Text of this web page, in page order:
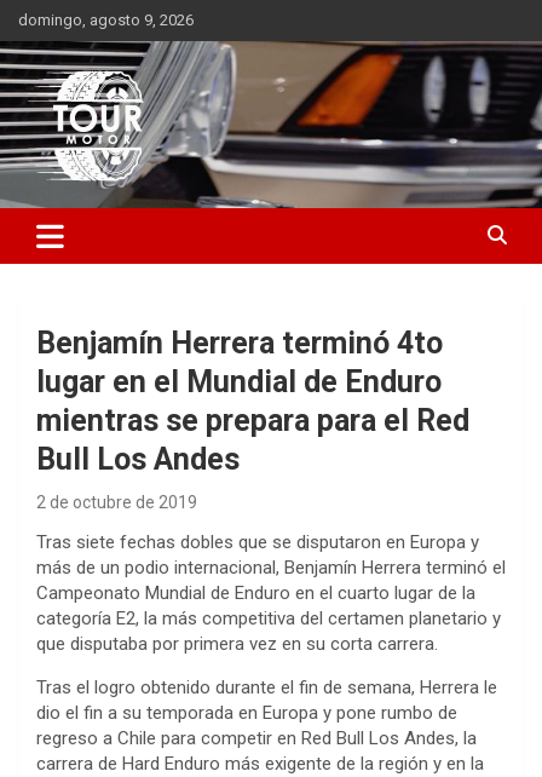
Saltar
al
contenido
domingo, agosto 9, 2026
Tour Motor
Plataforma de contenido audiovisual para el sector automotriz
Benjamín Herrera terminó 4to
lugar en el Mundial de Enduro
mientras se prepara para el Red
Bull Los Andes
2 de octubre de 2019
Tras siete fechas dobles que se disputaron en Europa y
más de un podio internacional, Benjamín Herrera terminó el
Campeonato Mundial de Enduro en el cuarto lugar de la
categoría E2, la más competitiva del certamen planetario y
que disputaba por primera vez en su corta carrera.
Tras el logro obtenido durante el fin de semana, Herrera le
dio el fin a su temporada en Europa y pone rumbo de
regreso a Chile para competir en Red Bull Los Andes, la
carrera de Hard Enduro más exigente de la región y en la